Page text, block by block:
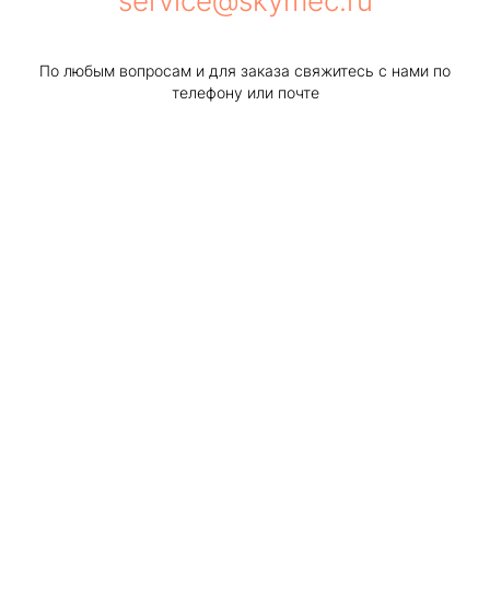
По любым вопросам и для заказа свяжитесь с нами по
телефону или почте